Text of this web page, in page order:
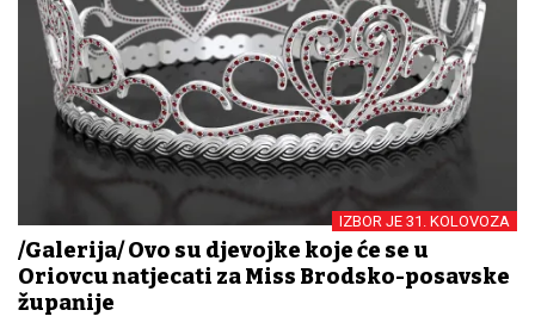
IZBOR JE 31. KOLOVOZA
/Galerija/ Ovo su djevojke koje će se u
Oriovcu natjecati za Miss Brodsko-posavske
županije